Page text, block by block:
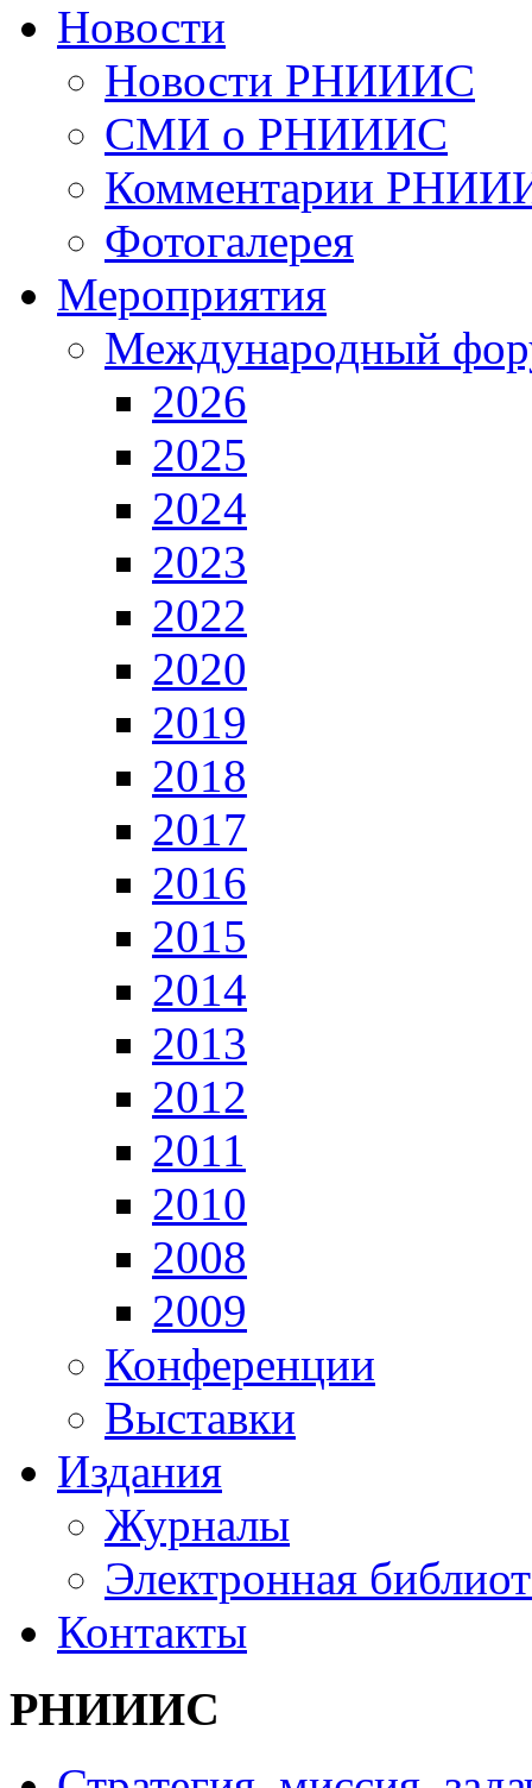
Новости
Новости РНИИИС
СМИ о РНИИИС
Комментарии
Фотогалерея
Мероприятия
Международный
2026
2025
2024
2023
2022
2020
2019
2018
2017
2016
2015
2014
2013
2012
2011
2010
2008
2009
Конференции
Выставки
Издания
Журналы
Электронная
Контакты
РНИИИС